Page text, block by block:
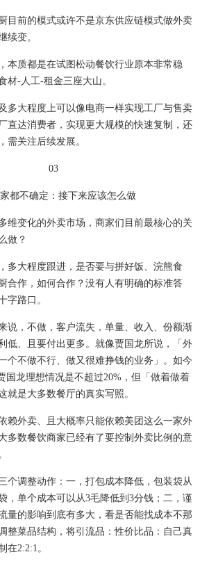
目前的模式或许不是京东供应链模式做外卖
续变。
本质都是在试图松动餐饮行业原本非常稳
材-人工-租金三座大山。
多大程度上可以像电商一样实现工厂与售卖
直达消费者，实现更大规模的快速复制，还
需关注后续发展。
03
都不确定：接下来应该怎么做
维变化的外卖市场，商家们目前最核心的关
做？
多大程度跟进，是否要与拼好饭、浣熊食
合作，如何合作？没有人有明确的标准答
字路口。
说，不做，客户流失，单量、收入、份额渐
低、且要付出更多。就像贾国龙所说，「外
个不做不行、做又很难挣钱的业务」。如今
国龙理想情况是不超过20%，但「做着做着
就是大多数餐厅的真实写照。
赖外卖、且大概率只能依赖美团这么一家外
多数餐饮商家已经有了要控制外卖比例的意
个调整动作：一，打包成本降低，包装袋从
，单个成本可以从3毛降低到3分钱；二，谨
量的影响到底有多大，看是否能找成本不那
整菜品结构，将引流品：性价比品：自己真
在2:2:1。